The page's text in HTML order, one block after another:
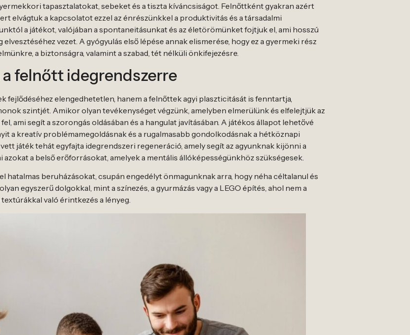
tapasztalatokat, sebeket és a tiszta kíváncsiságot. Felnőttként gyakran azért
elvágtuk a kapcsolatot ezzel az énrészünkkel a produktivitás és a társadalmi
a játékot, valójában a spontaneitásunkat és az életörömünket fojtjuk el, ami hosszú
vezet. A gyógyulás első lépése annak elismerése, hogy ez a gyermeki rész
a biztonságra, valamint a szabad, tét nélküli önkifejezésre.
felnőtt idegrendszerre
fejlődéséhez elengedhetetlen, hanem a felnőttek agyi plaszticitását is fenntartja,
szintjét. Amikor olyan tevékenységet végzünk, amelyben elmerülünk és elfelejtjük az
ami segít a szorongás oldásában és a hangulat javításában. A játékos állapot lehetővé
a kreatív problémamegoldásnak és a rugalmasabb gondolkodásnak a hétköznapi
játék tehát egyfajta idegrendszeri regeneráció, amely segít az agyunknak kijönni a
a belső erőforrásokat, amelyek a mentális állóképességünkhöz szükségesek.
hatalmas beruházásokat, csupán engedélyt önmagunknak arra, hogy néha céltalanul és
egyszerű dolgokkal, mint a színezés, a gyurmázás vagy a LEGO építés, ahol nem a
való érintkezés a lényeg.